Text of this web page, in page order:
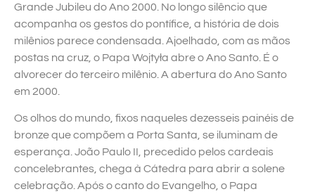
Grande Jubileu do Ano 2000. No longo silêncio que
acompanha os gestos do pontífice, a história de dois
milênios parece condensada. Ajoelhado, com as mãos
postas na cruz, o Papa Wojtyła abre o Ano Santo. É o
alvorecer do terceiro milênio. A abertura do Ano Santo
em 2000.
Os olhos do mundo, fixos naqueles dezesseis painéis de
bronze que compõem a Porta Santa, se iluminam de
esperança. João Paulo II, precedido pelos cardeais
concelebrantes, chega à Cátedra para abrir a solene
celebração. Após o canto do Evangelho, o Papa